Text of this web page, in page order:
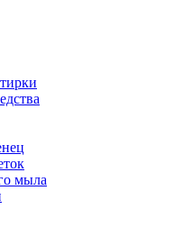
мыла